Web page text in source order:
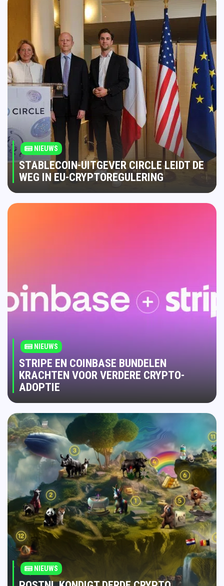
NIEUWS
STABLECOIN-UITGEVER CIRCLE LEIDT DE
WEG IN EU-CRYPTOREGULERING
NIEUWS
STRIPE EN COINBASE BUNDELEN
KRACHTEN VOOR VERDERE CRYPTO-
ADOPTIE
NIEUWS